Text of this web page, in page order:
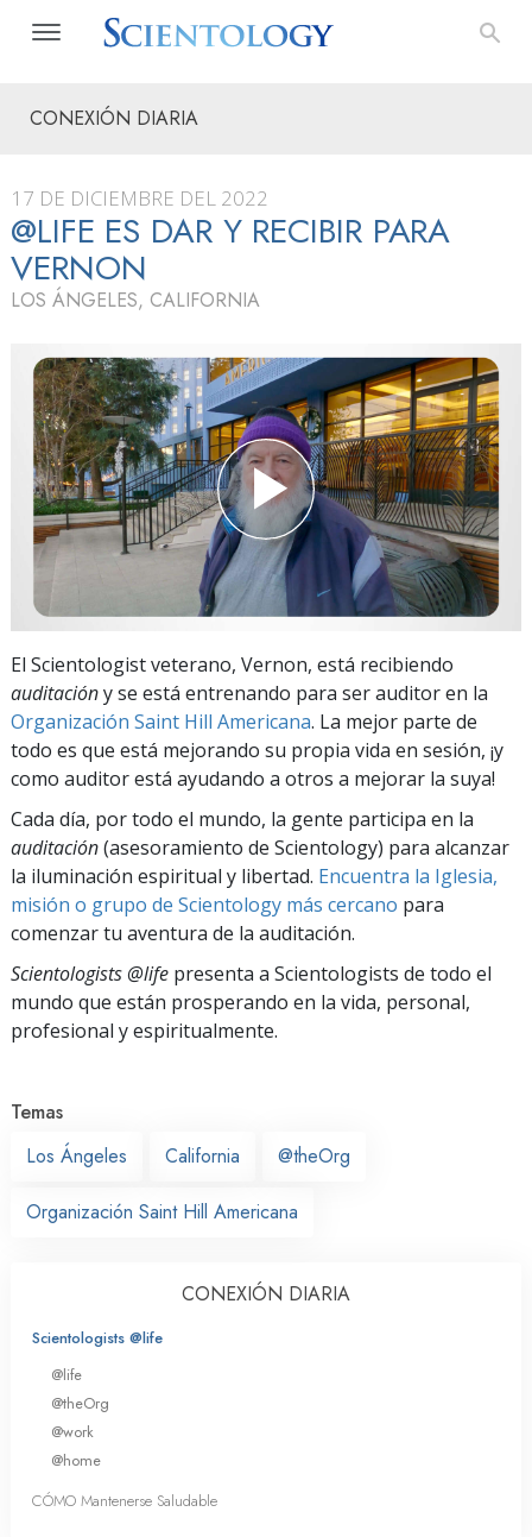
CONEXIÓN DIARIA
17 DE DICIEMBRE DEL 2022
@LIFE ES DAR Y RECIBIR PARA
VERNON
LOS ÁNGELES, CALIFORNIA
El Scientologist veterano, Vernon, está recibiendo
auditacióny se está entrenando para ser auditor en la
Organización Saint Hill Americana. La mejor parte de
todo es que está mejorando su propia vida en sesión, ¡y
como auditor está ayudando a otros a mejorar la suya!
Cada día, por todo el mundo, la gente participa en la
auditación(asesoramiento de Scientology) para alcanzar
la iluminación espiritual y libertad. Encuentra la Iglesia,
misión o grupo de Scientology más cercano para
comenzar tu aventura de la auditación.
Scientologists @life presenta a Scientologists de todo el
mundo que están prosperando en la vida, personal,
profesional y espiritualmente.
Temas
Los Ángeles
California @theOrg
Organización Saint Hill Americana
CONEXIÓN DIARIA
Scientologists @life
@life
@theOrg
@work
@home
CÓMO Mantenerse Saludable